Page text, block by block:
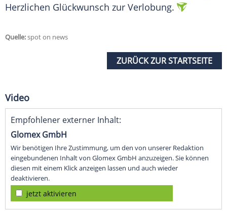
Herzlichen Glückwunsch zur Verlobung.
Quelle:spot on news
ZURÜCK ZUR STARTSEITE
Video
Empfohlener externer Inhalt:
Glomex GmbH
Wir benötigen Ihre Zustimmung, um den von unserer Redaktion
eingebundenen Inhalt von Glomex GmbH anzuzeigen. Sie können
diesen mit einem Klick anzeigen lassen und auch wieder
deaktivieren.
jetzt aktivieren